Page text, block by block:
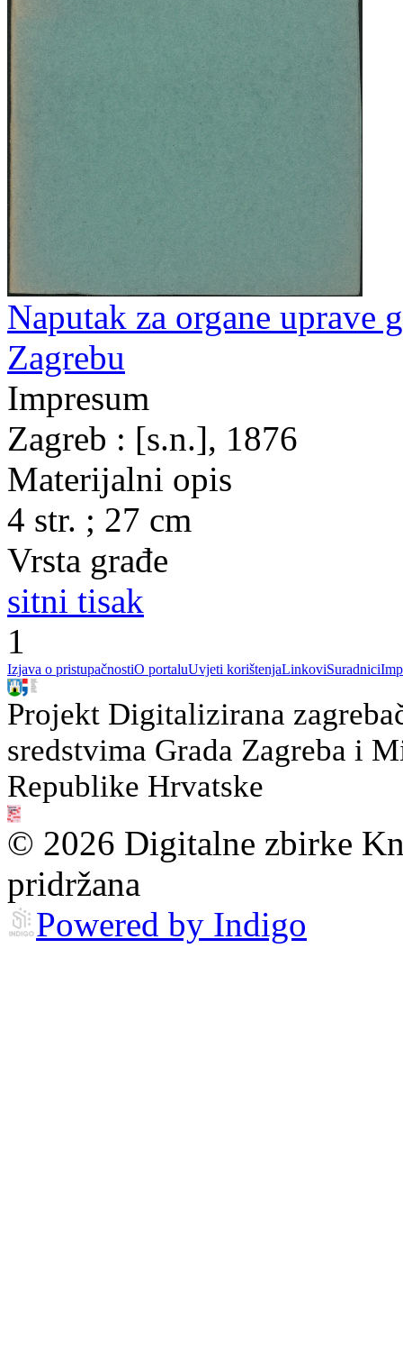
Naputak za organe uprave
Zagrebu
Impresum
Zagreb : [s.n.], 1876
Materijalni opis
4 str. ; 27 cm
Vrsta građe
sitni tisak
1
Izjava o pristupačnostiO portaluUvjeti korištenjaLinkoviSuradnici
Projekt Digitalizirana
sredstvima Grada Zagreba i
Republike Hrvatske
© 2026 Digitalne zbirke
pridržana
Powered by Indigo